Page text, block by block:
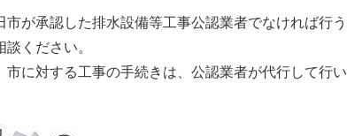
が承認した排水設備等工事公認業者でなければ行う
ください。
に対する工事の手続きは、公認業者が代行して行い